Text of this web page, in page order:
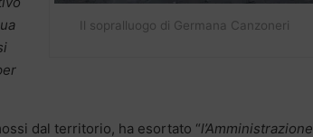
Il sopralluogo di Germana Canzoneri
dal territorio, ha esortato “l’Amministrazione